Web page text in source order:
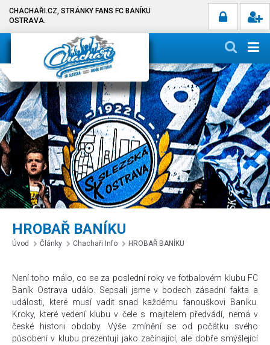
CHACHAŘI.CZ, STRÁNKY FANS FC BANÍKU
OSTRAVA.
HROBAŘ BANÍKU
Úvod Články Chachaři Info HROBAŘ BANÍKU
Není toho málo, co se za poslední roky ve fotbalovém klubu FC
Baník Ostrava událo. Sepsali jsme v bodech zásadní fakta a
události, které musí vadit snad každému fanouškovi Baníku.
Kroky, které vedení klubu v čele s majitelem předvádí, nemá v
české historii obdoby. Výše zmínění se od počátku svého
působení v klubu prezentují jako začínající, ale dobře smýšlející